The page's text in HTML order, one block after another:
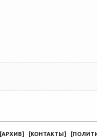
[АРХИВ] [КОНТАКТЫ] [